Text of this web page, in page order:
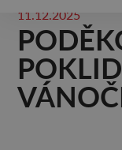
11.12.2025